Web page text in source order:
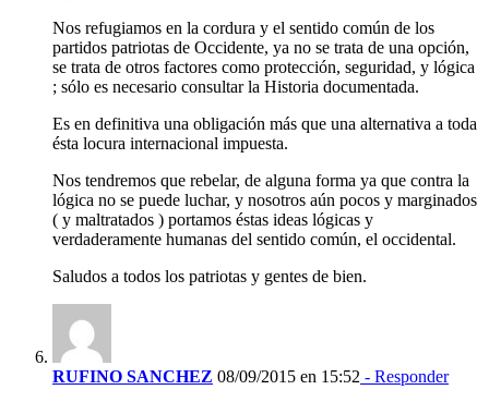
Nos refugiamos en la cordura y el sentido común de los
partidos patriotas de Occidente, ya no se trata de una opción,
se trata de otros factores como protección, seguridad, y lógica
; sólo es necesario consultar la Historia documentada.
Es en definitiva una obligación más que una alternativa a toda
ésta locura internacional impuesta.
Nos tendremos que rebelar, de alguna forma ya que contra la
lógica no se puede luchar, y nosotros aún pocos y marginados
( y maltratados ) portamos éstas ideas lógicas y
verdaderamente humanas del sentido común, el occidental.
Saludos a todos los patriotas y gentes de bien.
RUFINO SANCHEZ 08/09/2015 en 15:52 - Responder